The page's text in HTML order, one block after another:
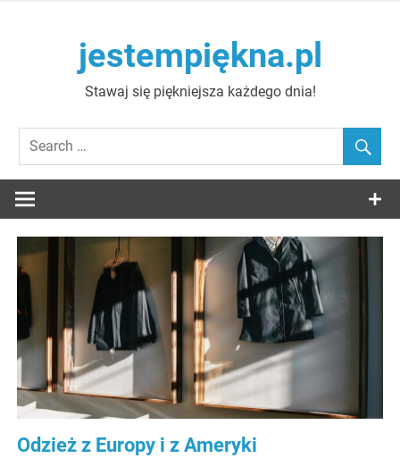
jestempiękna.pl
Stawaj się piękniejsza każdego dnia!
Odzież z Europy i z Ameryki